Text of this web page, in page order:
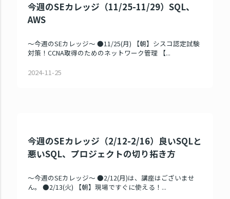
今週のSEカレッジ（11/25-11/29）SQL、
AWS
～今週のSEカレッジ～ ●11/25(月) 【朝】シスコ認定試験
対策！CCNA取得のためのネットワーク管理 【...
2024-11-25
今週のSEカレッジ（2/12-2/16）良いSQLと
悪いSQL、プロジェクトの切り拓き方
～今週のSEカレッジ～ ●2/12(月)は、講座はございませ
ん。 ●2/13(火) 【朝】現場ですぐに使える！...